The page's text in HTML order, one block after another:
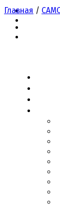
Главная /